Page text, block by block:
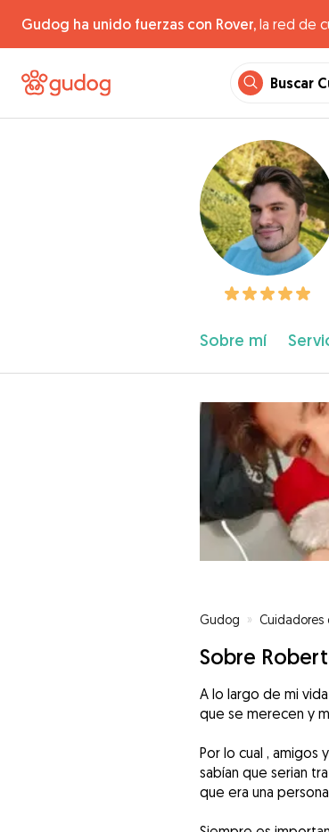
Gudog ha unido fuerzas con Rover, la red de
Buscar
Sobre mí
Gudog » Cuidadores
Sobre
A lo largo de mi
que se merecen y
Por lo cual , amigos
sabían que serian
que era una